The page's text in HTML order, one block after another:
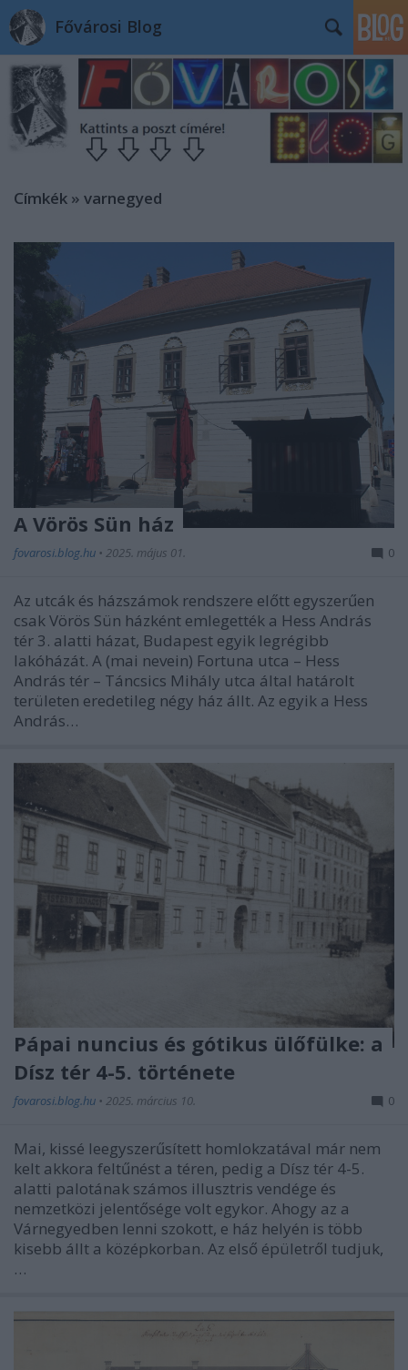
Fővárosi Blog
Címkék » varnegyed
A Vörös Sün ház
fovarosi.blog.hu • 2025. május 01. 0
Az utcák és házszámok rendszere előtt egyszerűen
csak Vörös Sün házként emlegették a Hess András
tér 3. alatti házat, Budapest egyik legrégibb
lakóházát. A (mai nevein) Fortuna utca – Hess
András tér – Táncsics Mihály utca által határolt
területen eredetileg négy ház állt. Az egyik a Hess
András…
Pápai nuncius és gótikus ülőfülke: a
Dísz tér 4-5. története
fovarosi.blog.hu • 2025. március 10. 0
Mai, kissé leegyszerűsített homlokzatával már nem
kelt akkora feltűnést a téren, pedig a Dísz tér 4-5.
alatti palotának számos illusztris vendége és
nemzetközi jelentősége volt egykor. Ahogy az a
Várnegyedben lenni szokott, e ház helyén is több
kisebb állt a középkorban. Az első épületről tudjuk,
…